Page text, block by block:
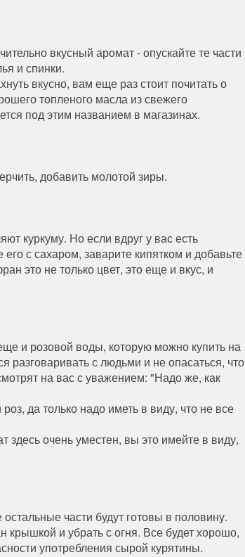
вкусный аромат - опускайте те части
и спинки.
вкусно, вам еще раз стоит почитать о
топленого масла из свежего
под этим названием в магазинах.
добавить молотой зиры.
куркуму. Но если вдруг у вас есть
с сахаром, заварите кипятком и добавьте
это не только цвет, это еще и вкус, и
и розовой воды, которую можно купить на
разговаривать с людьми и не опасаться, что
на вас с уважением: "Надо же, как
да только надо иметь в виду, что не все
здесь очень уместен, вы это имейте в виду,
остальные части будут готовы в половину.
крышкой и убрать с огня. Все будет хорошо,
употребления сырой курятины.